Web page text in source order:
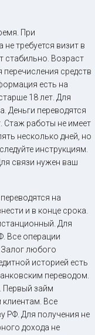
При
требуется визит в
стабильно. Возраст
средств
есть на
18 лет. Для
Деньги переводятся
Стаж работы не имеет
несколько дней, но
инструкциям.
связи нужен ваш
на
и в конце срока.
Для
Все операции
Залог любого
историей есть
переводом.
Первый займ
Все
РФ. Для получения не
дохода не